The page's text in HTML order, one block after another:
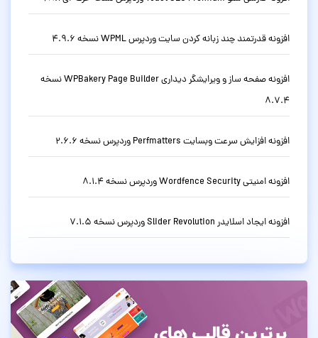
افزونه قدرتمند چند زبانه کردن سایت وردپرس WPML نسخه 4.9.6
افزونه صفحه ساز و ویرایشگر دیداری WPBakery Page Builder نسخه
8.7.4
افزونه افزایش سرعت وبسایت Perfmatters وردپرس نسخه 2.6.6
افزونه امنیتی Wordfence Security وردپرس نسخه 8.1.4
افزونه ایجاد اسلایدر Slider Revolution وردپرس نسخه 7.1.5